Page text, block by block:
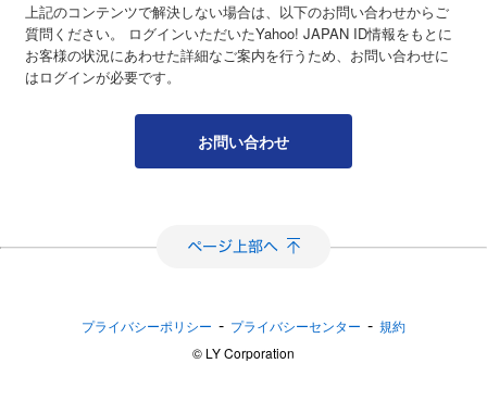
上記のコンテンツで解決しない場合は、以下のお問い合わせからご
質問ください。 ログインいただいたYahoo! JAPAN ID情報をもとに
お客様の状況にあわせた詳細なご案内を行うため、お問い合わせに
はログインが必要です。
お問い合わせ
プライバシーポリシー - プライバシーセンター - 規約
©︎ LY Corporation